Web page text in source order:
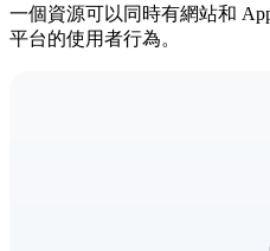
一個資源可以同時有網站和
平台的使用者行為。